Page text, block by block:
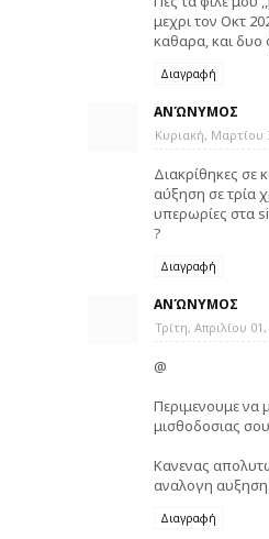
μεχρι τον Οκτ
καθαρα, και
Διαγραφή
ΑΝΏΝΥΜΟΣ
Κυριακή, Μαρτίου
Διακρίθηκες σε
αύξηση σε τρία
υπερωρίες στα
?
Διαγραφή
ΑΝΏΝΥΜΟΣ
Τρίτη, Απριλίου
@
Περιμενουμε να
μισθοδοσιας
Κανενας
αναλογη
Διαγραφή